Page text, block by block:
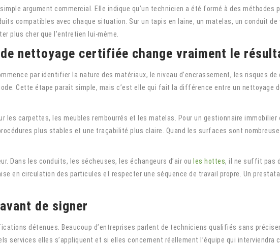
argument commercial. Elle indique qu’un technicien a été formé à des méthodes
compatibles avec chaque situation. Sur un tapis en laine, un matelas, un conduit de
plus cher que l’entretien lui-même.
nettoyage certifiée change vraiment le
par identifier la nature des matériaux, le niveau d’encrassement, les risques
Cette étape paraît simple, mais c’est elle qui fait la différence entre un nettoyage
les carpettes, les meubles rembourrés et les matelas. Pour un gestionnaire immobilier
plus stables et une traçabilité plus claire. Quand les surfaces sont
Dans les conduits, les sécheuses, les échangeurs d’air ou les hottes, il ne suffit pas
en circulation des particules et respecter une séquence de travail propre. Un
de signer
détenues. Beaucoup d’entreprises parlent de techniciens qualifiés sans
services elles s’appliquent et si elles concernent réellement l’équipe qui interviendra